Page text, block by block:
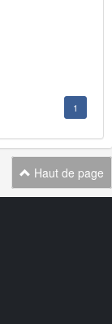
1
Haut de page